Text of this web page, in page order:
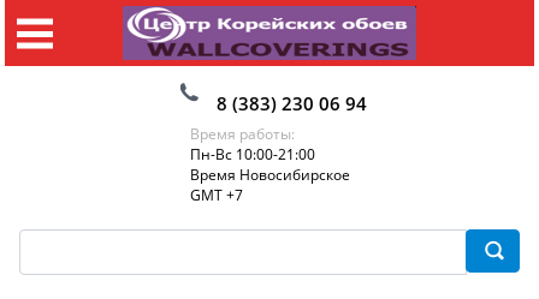
8 (383) 230 06 94
Время работы:
Пн-Вс 10:00-21:00
Время Новосибирское
GMT +7